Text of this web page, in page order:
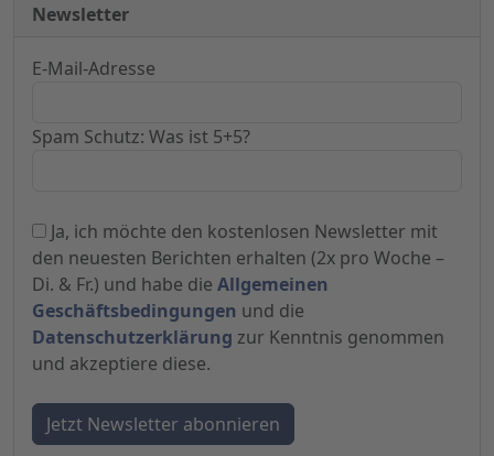
Newsletter
E-Mail-Adresse
Spam Schutz: Was ist 5+5?
Ja, ich möchte den kostenlosen Newsletter mit
den neuesten Berichten erhalten (2x pro Woche –
Di. & Fr.) und habe die Allgemeinen
Geschäftsbedingungen und die
Datenschutzerklärung zur Kenntnis genommen
und akzeptiere diese.